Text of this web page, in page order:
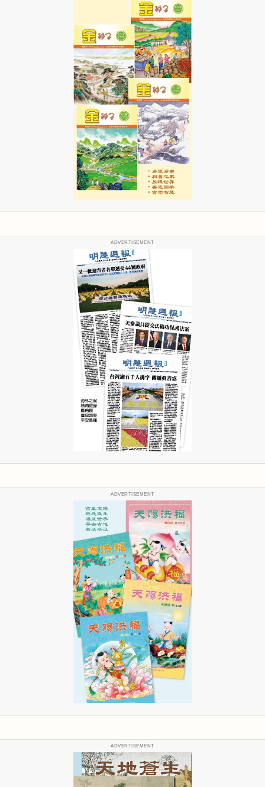
ADVERTISEMENT
ADVERTISEMENT
ADVERTISEMENT